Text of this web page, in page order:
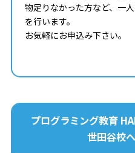
物足りなかった方など、一
を行います。
お気軽にお申込み下さい。
プログラミング教育
世田谷校